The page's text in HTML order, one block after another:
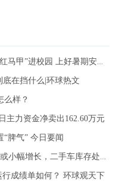
”进校园 上好暑期安全第一课
底在挡什么|环球热文
么样？
主力资金净卖出162.60万元
脾气” 今日要闻
增长，二手车库存处历史高位
成绩单如何？ 环球观天下